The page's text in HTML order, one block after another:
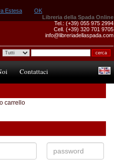
Libreria della Spada Online
Tel.: (+39) 055 975 2994
Cell. (+39) 320 701 9705
info@libreriadellaspada.com
Contattaci
carrello
Estesa OK